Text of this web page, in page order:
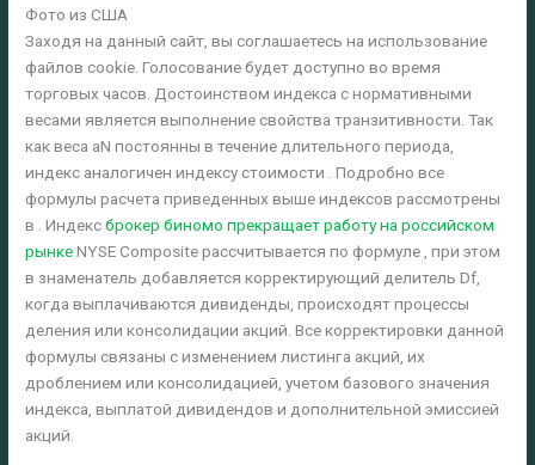
Фото из США
Заходя на данный сайт, вы соглашаетесь на использование
файлов cookie. Голосование будет доступно во время
торговых часов. Достоинством индекса с нормативными
весами является выполнение свойства транзитивности. Так
как веса аN постоянны в течение длительного периода,
индекс аналогичен индексу стоимости . Подробно все
формулы расчета приведенных выше индексов рассмотрены
в . Индексброкер биномо прекращает работу на российском
рынкеNYSE Composite рассчитывается по формуле , при этом
в знаменатель добавляется корректирующий делитель Df,
когда выплачиваются дивиденды, происходят процессы
деления или консолидации акций. Все корректировки данной
формулы связаны с изменением листинга акций, их
дроблением или консолидацией, учетом базового значения
индекса, выплатой дивидендов и дополнительной эмиссией
акций.